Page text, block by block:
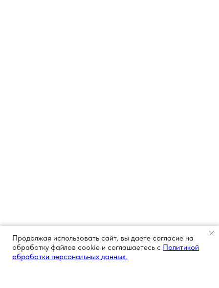
Продолжая использовать сайт, вы даете согласие на
обработку файлов cookie и соглашаетесь с Политикой
обработки персональных данных.